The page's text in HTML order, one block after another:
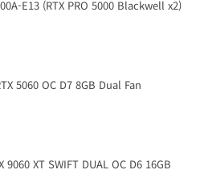
E13 (RTX PRO 5000 Blackwell x2)
5060 OC D7 8GB Dual Fan
9060 XT SWIFT DUAL OC D6 16GB